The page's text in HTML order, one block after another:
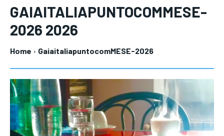
stay ahead of the curve.
Your Profile
LIFESTYLE
Your Profile
LIFESTYLE
Your Profile
LIFESTYLE
GAIAITALIAPUNTOCOMMESE-
2026 2026
Home GaiaitaliapuntocomMESE-2026